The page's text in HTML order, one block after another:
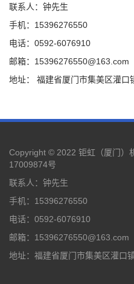
联系人：钟先生
手机：15396276550
电话：0592-6076910
邮箱：15396276550@163.com
地址： 福建省厦门市集美区灌口
Copyright © 2022 钜虹（厦门）
17009874号
联系人：钟先生
手机：15396276550
电话：0592-6076910
邮箱：15396276550@163.com
地址：福建省厦门市集美区灌口